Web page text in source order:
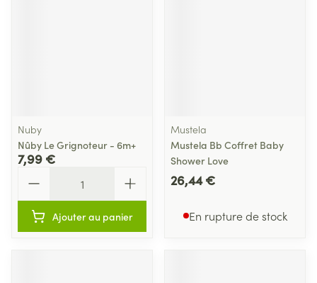
Nuby
Nûby Le Grignoteur - 6m+
7,99 €
Ajouter au panier
Mustela
Mustela Bb Coffret Baby
Shower Love
26,44 €
En rupture de stock